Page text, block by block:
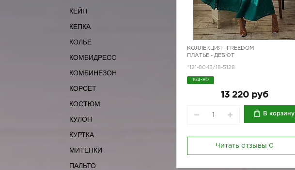
КЕЙП
КЕПКА
КОЛЬЕ
КОМБИДРЕСС
КОМБИНЕЗОН
КОРСЕТ
КОСТЮМ
КУЛОН
КУРТКА
МИТЕНКИ
ПАЛЬТО
КОЛЛЕКЦИЯ - FREEDOM
ПЛАТЬЕ - ДЕБЮТ
*121-8043/18-5128
164-80
13 220 руб
В корзину
Читать отзывы 0